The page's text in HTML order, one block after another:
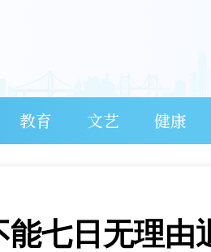
教育 文艺 健康
能七日无理由